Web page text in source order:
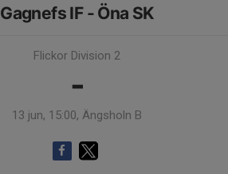
Gagnefs IF - Öna SK
Flickor Division 2
-
13 jun, 15:00, Ängsholn B